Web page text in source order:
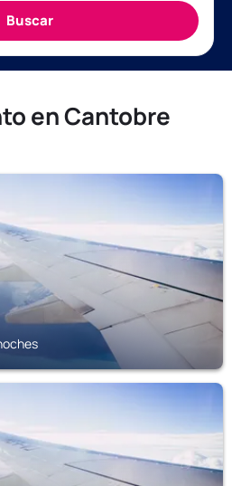
en Cantobre